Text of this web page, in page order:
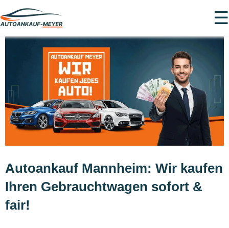
☰
Autoankauf Mannheim: Wir kaufen
Ihren Gebrauchtwagen sofort &
fair!